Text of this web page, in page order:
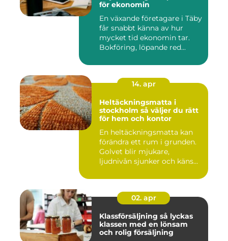
för ekonomin
En växande företagare i Täby
får snabbt känna av hur
mycket tid ekonomin tar.
Bokföring, löpande red...
14. apr
Heltäckningsmatta i
stockholm så väljer du rätt
för hem och kontor
En heltäckningsmatta kan
förändra ett rum i grunden.
Golvet blir mjukare,
ljudnivån sjunker och käns...
02. apr
Klassförsäljning så lyckas
klassen med en lönsam
och rolig försäljning